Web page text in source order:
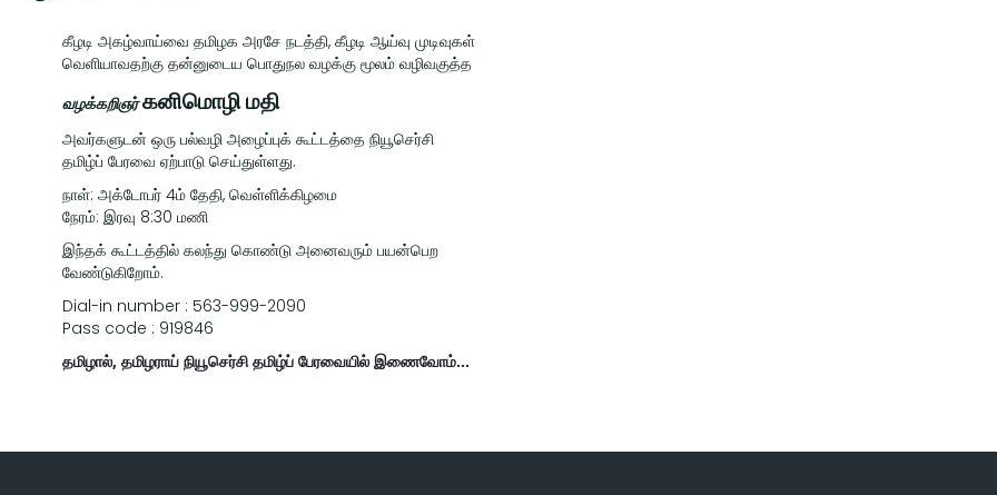
கீழடி அகழ்வாய்வை தமிழக அரசே நடத்தி, கீழடி ஆய்வு முடிவுகள்
வெளியாவதற்கு தன்னுடைய பொதுநல வழக்கு மூலம் வழிவகுத்த
வழக்கறிஞர் கனிமொழி மதி
அவர்களுடன் ஒரு பல்வழி அழைப்புக் கூட்டத்தை நியூசெர்சி
தமிழ்ப் பேரவை ஏற்பாடு செய்துள்ளது.
நாள்: அக்டோபர் 4ம் தேதி, வெள்ளிக்கிழமை
நேரம்: இரவு 8:30 மணி
இந்தக் கூட்டத்தில் கலந்து கொண்டு அனைவரும் பயன்பெற
வேண்டுகிறோம்.
Dial-in number : 563-999-2090
Pass code : 919846
தமிழால், தமிழராய் நியூசெர்சி தமிழ்ப் பேரவையில் இணைவோம்…